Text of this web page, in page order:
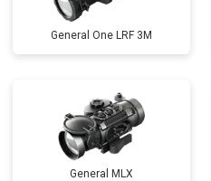
General One LRF 3M
General MLX